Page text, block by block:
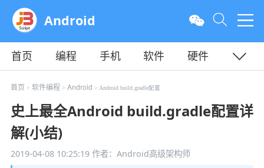
Android
首页 编程 手机 软件
硬件
教程
平面 服务器
首页 > 软件编程 > Android > Android build.gradle配置
史上最全Android build.gradle配置详
解(小结)
2019-04-08 10:25:19作者：Android高级架构师